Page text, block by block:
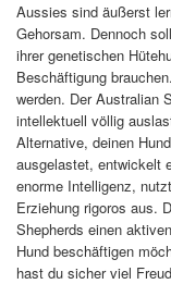
Aussies sind äußerst
Gehorsam. Dennoch
ihrer genetischen
Beschäftigung
werden. Der Australian
intellektuell völlig
Alternative, deinen
ausgelastet, entwickelt
enorme Intelligenz,
Erziehung rigoros aus.
Shepherds einen
Hund beschäftigen
hast du sicher viel